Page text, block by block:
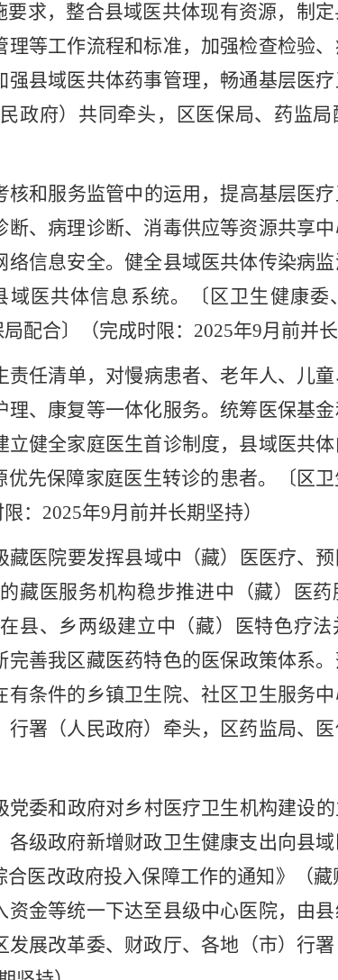
求， 整合县域医共体现有资源，制
等工作流程和标准，加强检查检验
县域医共体药事管理，畅通基层医
政府） 共同牵头，区医保局、药监局
核和服务监管中的运用，提高基层医
、病理诊断、消毒供应等资源共享
信息安全。健全县域医共体传染病
医共体信息系统。
〔区卫生健康委
配合〕（完成时限： 2025年9月前并
责任清单，对慢病患者、老年人、儿
、康复等一体化服务。统筹医保基
立健全家庭医生首诊制度，县域医共
优先保障家庭医生转诊的患者。 〔区
： 2025年9月前并长期坚持）
藏医院要发挥县域中（藏）医医疗、
藏医服务机构稳步推进中（藏）医
县、乡两级建立中（藏）医特色疗
完善我区藏医药特色的医保政策体系
条件的乡镇卫生院、社区卫生服务
行署（人民政府）牵头，区药监局、
党委和政府对乡村医疗卫生机构建设的
级政府新增财政卫生健康支出向县
医改政府投入保障工作的通知》（藏
资金等统一下达至县级中心医院，由
发展改革委、 财政厅、各地（市）行署